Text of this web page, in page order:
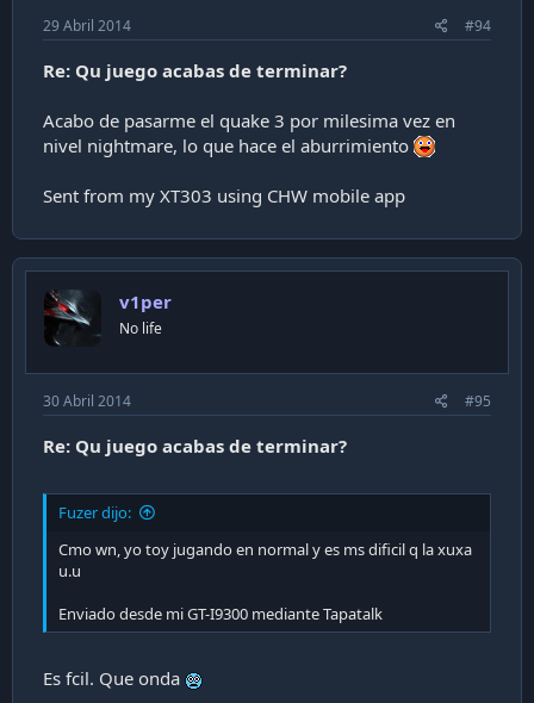
29 Abril 2014 #94
Re: Qu juego acabas de terminar?
Acabo de pasarme el quake 3 por milesima vez en
nivel nightmare, lo que hace el aburrimiento
Sent from my XT303 using CHW mobile app
v1per
No life
30 Abril 2014 #95
Re: Qu juego acabas de terminar?
Fuzer dijo:
Cmo wn, yo toy jugando en normal y es ms dificil q la xuxa
u.u
Enviado desde mi GT-I9300 mediante Tapatalk
Es fcil. Que onda